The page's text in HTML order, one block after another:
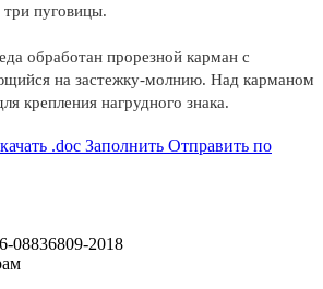
пуговицы.
обработан прорезной карман с
на застежку-молнию. Над карманом
крепления нагрудного знака.
.doc Заполнить Отправить по
08836809-2018